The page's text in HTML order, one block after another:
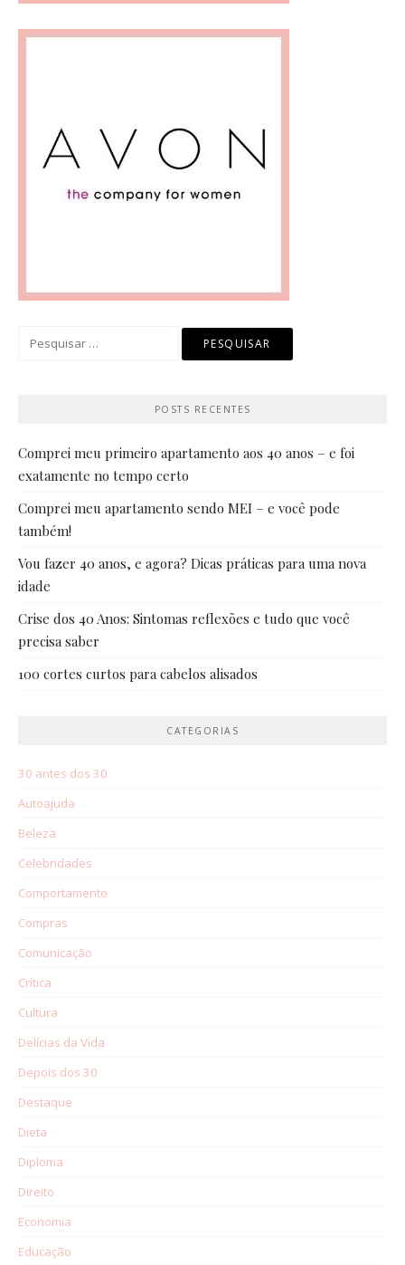
POSTS RECENTES
Comprei meu primeiro apartamento aos 40 anos – e foi
exatamente no tempo certo
Comprei meu apartamento sendo MEI – e você pode
também!
Vou fazer 40 anos, e agora? Dicas práticas para uma nova
idade
Crise dos 40 Anos: Sintomas reflexões e tudo que você
precisa saber
100 cortes curtos para cabelos alisados
CATEGORIAS
30 antes dos 30
Autoajuda
Beleza
Celebridades
Comportamento
Compras
Comunicação
Crítica
Cultura
Delícias da Vida
Depois dos 30
Destaque
Dieta
Diploma
Direito
Economia
Educação